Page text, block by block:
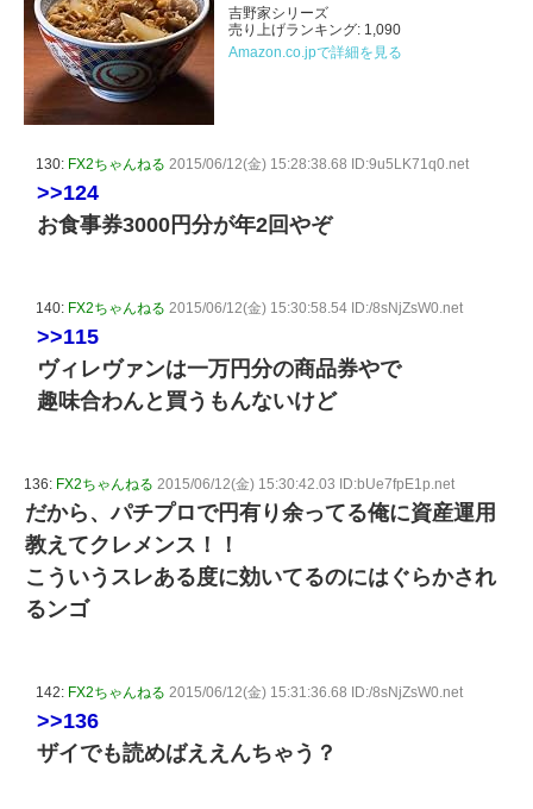
吉野家シリーズ
売り上げランキング: 1,090
Amazon.co.jpで詳細を見る
130: FX2ちゃんねる 2015/06/12(金) 15:28:38.68 ID:9u5LK71q0.net
>>124
お食事券3000円分が年2回やぞ
140: FX2ちゃんねる 2015/06/12(金) 15:30:58.54 ID:/8sNjZsW0.net
>>115
ヴィレヴァンは一万円分の商品券やで
趣味合わんと買うもんないけど
136: FX2ちゃんねる 2015/06/12(金) 15:30:42.03 ID:bUe7fpE1p.net
だから、パチプロで円有り余ってる俺に資産運用
教えてクレメンス！！
こういうスレある度に効いてるのにはぐらかされ
るンゴ
142: FX2ちゃんねる 2015/06/12(金) 15:31:36.68 ID:/8sNjZsW0.net
>>136
ザイでも読めばええんちゃう？